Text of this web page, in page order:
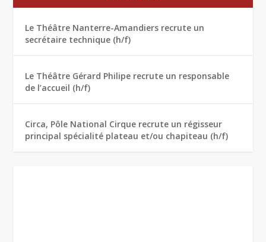
Le Théâtre Nanterre-Amandiers recrute un
secrétaire technique (h/f)
Le Théâtre Gérard Philipe recrute un responsable
de l’accueil (h/f)
Circa, Pôle National Cirque recrute un régisseur
principal spécialité plateau et/ou chapiteau (h/f)